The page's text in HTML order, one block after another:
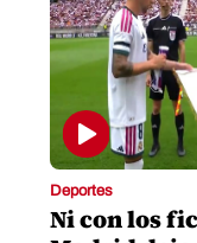
Deportes
Ni con los